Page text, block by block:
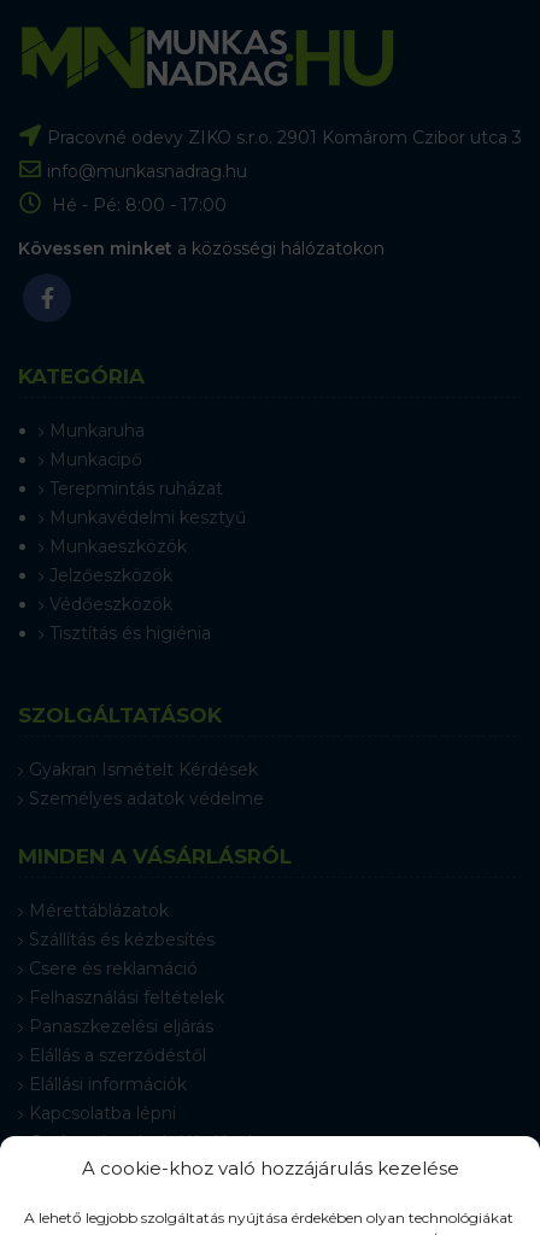
A cookie-khoz való hozzájárulás kezelése
A lehető legjobb szolgáltatás nyújtása érdekében olyan technológiákat
Pracovné odevy ZIKO s.r.o. 2901 Komárom Czibor utca 3
info@munkasnadrag.hu
Hé - Pé: 8:00 - 17:00
Kövessen minket a közösségi hálózatokon
KATEGÓRIA
Munkaruha
Munkacipő
Terepmintás ruházat
Munkavédelmi kesztyű
Munkaeszközök
Jelzőeszközök
Védőeszközök
Tisztítás és higiénia
SZOLGÁLTATÁSOK
Gyakran Ismételt Kérdések
Személyes adatok védelme
MINDEN A VÁSÁRLÁSRÓL
Mérettáblázatok
Szállítás és kézbesítés
Csere és reklamáció
Felhasználási feltételek
Panaszkezelési eljárás
Elállás a szerződéstől
Elállási információk
Kapcsolatba lépni
Gyakran Ismételt Kérdések
Cookie-beállítások